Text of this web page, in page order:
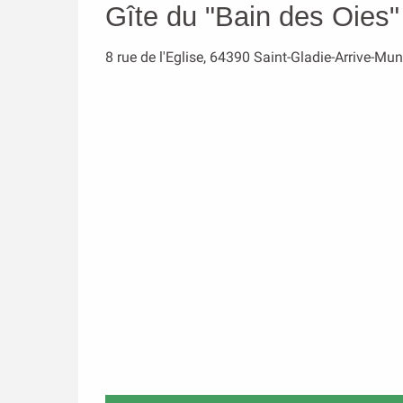
Gîte du "Bain des Oies"
8 rue de l'Eglise, 64390 Saint-Gladie-Arrive-